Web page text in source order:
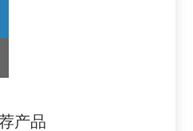
产品